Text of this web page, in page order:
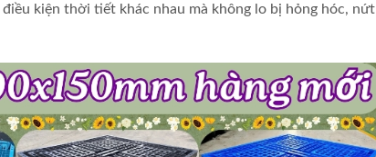
kiện thời tiết khác nhau mà không lo bị hỏng hóc, nứt